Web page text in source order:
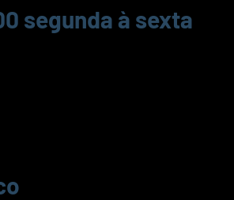
segunda à sexta